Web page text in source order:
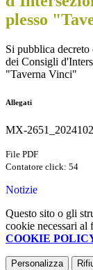
plesso
Si pubblica
dei Consigli
"Taverna Vinci"
Allegati
MX-
File PDF
Contatore click: 54
Notizie
Questo sito o gli
cookie necessari
COOKIE
Personalizza